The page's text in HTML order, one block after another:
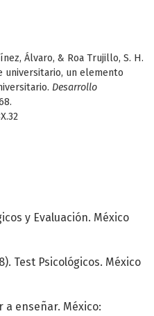
Álvaro, & Roa Trujillo, S. H.
universitario, un elemento
Desarrollo
y Evaluación. México
Test Psicológicos. México
a enseñar. México: